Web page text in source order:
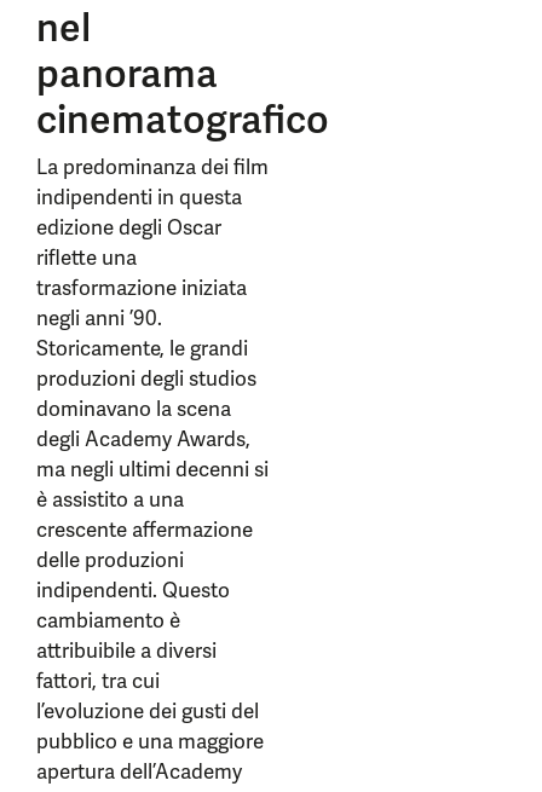
nel
panorama
cinematografico
La predominanza dei film
indipendenti in questa
edizione degli Oscar
riflette una
trasformazione iniziata
negli anni ’90.
Storicamente, le grandi
produzioni degli studios
dominavano la scena
degli Academy Awards,
ma negli ultimi decenni si
è assistito a una
crescente affermazione
delle produzioni
indipendenti. Questo
cambiamento è
attribuibile a diversi
fattori, tra cui
l’evoluzione dei gusti del
pubblico e una maggiore
apertura dell’Academy